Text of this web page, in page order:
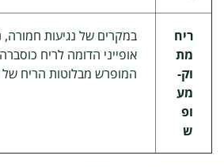
ריח
מת
וק-
מע
ופ
ש
במקרים של נגיעות חמורה,
אופייני הדומה לריח
המופרש מבלוטות הריח